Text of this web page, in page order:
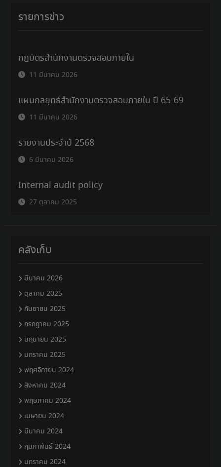
รายการข่าว
กฎบัตรสำนักงานตรวจสอบภายใน
11 มีนาคม 2026
แผนกลยุทธ์สำนักงานตรวจสอบภายใน ปี 65-69
11 มีนาคม 2026
รายงานประจำปี 2568
6 มีนาคม 2026
Internal audit policy
27 ตุลาคม 2025
คลังเก็บ
มีนาคม 2026
ตุลาคม 2025
กันยายน 2025
กรกฎาคม 2025
มิถุนายน 2025
มกราคม 2025
พฤศจิกายน 2024
สิงหาคม 2024
พฤษภาคม 2024
เมษายน 2024
มีนาคม 2024
กุมภาพันธ์ 2024
มกราคม 2024